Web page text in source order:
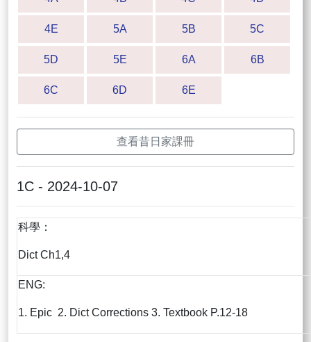
4E 5A 5B 5C
5D 5E 6A 6B
6C 6D 6E
查看昔日家課冊
1C - 2024-10-07
科學：
Dict Ch1,4
ENG:
1. Epic 2. Dict Corrections 3. Textbook P.12-18